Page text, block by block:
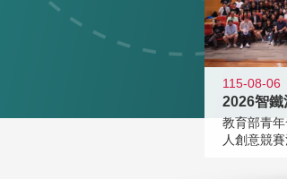
115-08-06
2026智
教育部青
人創意競